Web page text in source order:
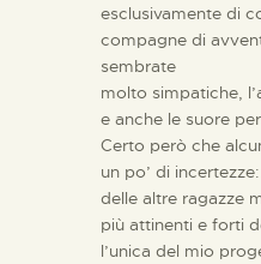
esclusivamente di
compagne di
sembrate
molto simpatiche,
e anche le suore
Certo però che
un po’ di
delle altre ragazze
più attinenti e forti
l’unica del mio